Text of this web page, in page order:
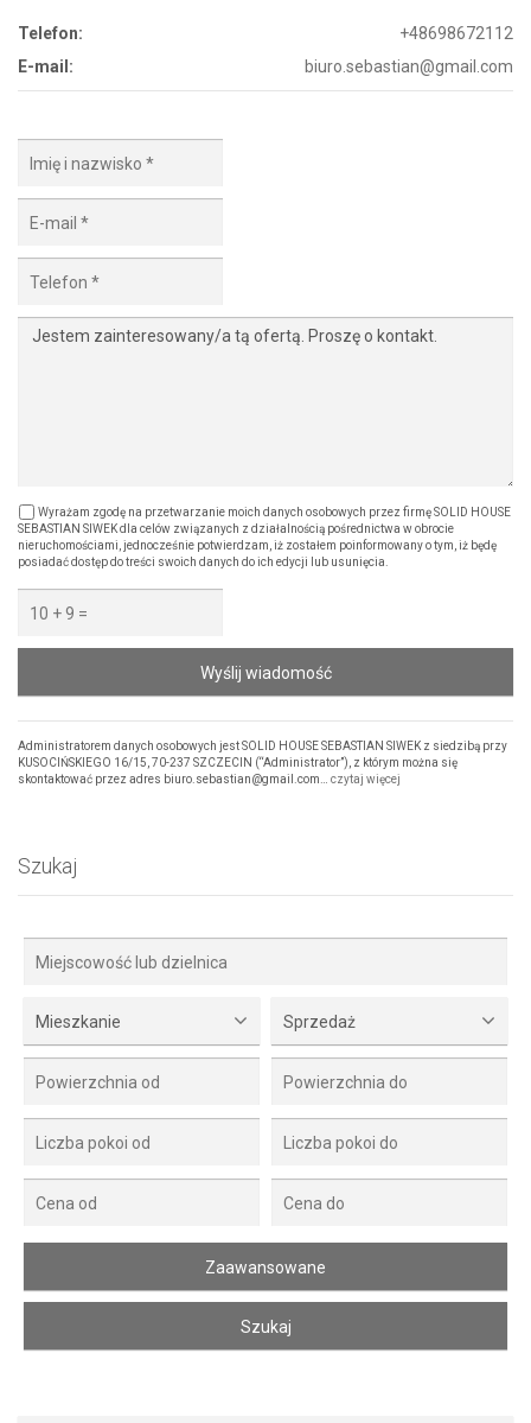
Telefon:
+48698672112
E-mail:
biuro.sebastian@gmail.com
Wyrażam zgodę na przetwarzanie moich danych osobowych przez firmę SOLID HOUSE
SEBASTIAN SIWEK dla celów związanych z działalnością pośrednictwa w obrocie
nieruchomościami, jednocześnie potwierdzam, iż zostałem poinformowany o tym, iż będę
posiadać dostęp do treści swoich danych do ich edycji lub usunięcia.
Wyślij wiadomość
Administratorem danych osobowych jest SOLID HOUSE SEBASTIAN SIWEK z siedzibą przy
KUSOCIŃSKIEGO 16/15, 70-237 SZCZECIN (“Administrator”), z którym można się
skontaktować przez adres biuro.sebastian@gmail.com… czytaj więcej
Szukaj
Mieszkanie Sprzedaż